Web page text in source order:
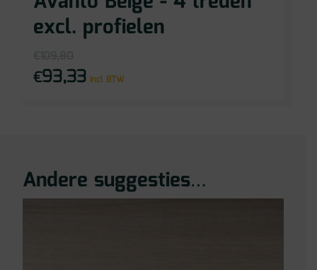
excl. profielen
Oorspronkelijke
€93,33Huidige
incl BTW
Andere suggesties…